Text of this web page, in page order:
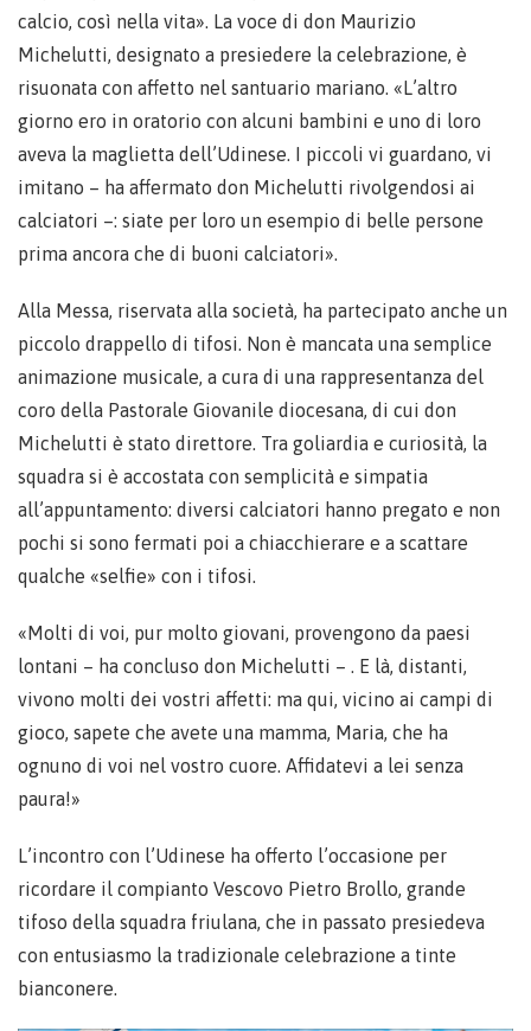
calcio, così nella vita». La voce di don Maurizio
Michelutti, designato a presiedere la celebrazione, è
risuonata con affetto nel santuario mariano. «L’altro
giorno ero in oratorio con alcuni bambini e uno di loro
aveva la maglietta dell’Udinese. I piccoli vi guardano, vi
imitano – ha affermato don Michelutti rivolgendosi ai
calciatori –: siate per loro un esempio di belle persone
prima ancora che di buoni calciatori».
Alla Messa, riservata alla società, ha partecipato anche un
piccolo drappello di tifosi. Non è mancata una semplice
animazione musicale, a cura di una rappresentanza del
coro della Pastorale Giovanile diocesana, di cui don
Michelutti è stato direttore. Tra goliardia e curiosità, la
squadra si è accostata con semplicità e simpatia
all’appuntamento: diversi calciatori hanno pregato e non
pochi si sono fermati poi a chiacchierare e a scattare
qualche «selfie» con i tifosi.
«Molti di voi, pur molto giovani, provengono da paesi
lontani – ha concluso don Michelutti – . E là, distanti,
vivono molti dei vostri affetti: ma qui, vicino ai campi di
gioco, sapete che avete una mamma, Maria, che ha
ognuno di voi nel vostro cuore. Affidatevi a lei senza
paura!»
L’incontro con l’Udinese ha offerto l’occasione per
ricordare il compianto Vescovo Pietro Brollo, grande
tifoso della squadra friulana, che in passato presiedeva
con entusiasmo la tradizionale celebrazione a tinte
bianconere.